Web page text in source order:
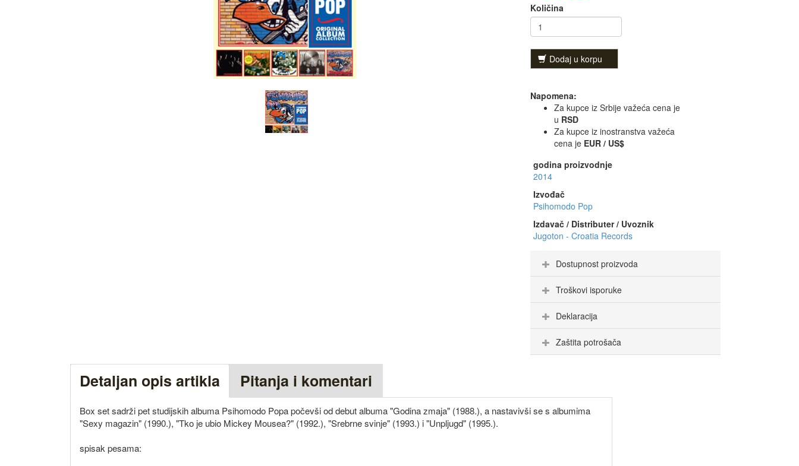
Količina
Dodaj u korpu
Napomena:
Za kupce iz Srbije važeća cena je
u RSD
Za kupce iz inostranstva važeća
cena je EUR / US$
godina proizvodnje
2014
Izvođač
Psihomodo Pop
Izdavač / Distributer / Uvoznik
Jugoton - Croatia Records
Dostupnost proizvoda
Troškovi isporuke
Deklaracija
Zaštita potrošača
Detaljan opis artikla Pitanja i komentari
Box set sadrži pet studijskih albuma Psihomodo Popa počevši od debut albuma "Godina zmaja" (1988.), a nastavivši se s albumima
"Sexy magazin" (1990.), "Tko je ubio Mickey Mousea?" (1992.), "Srebrne svinje" (1993.) i "Unpljugd" (1995.).
spisak pesama: